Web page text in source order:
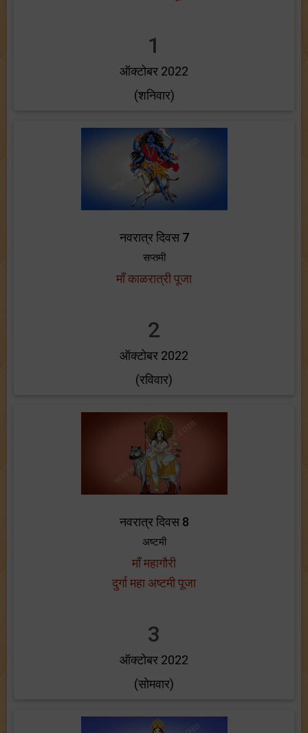
1
ऑक्टोबर 2022
(शनिवार)
नवरात्र दिवस 7
सप्तमी
माँ काळरात्री पूजा
2
ऑक्टोबर 2022
(रविवार)
नवरात्र दिवस 8
अष्टमी
माँ महागौरी
दुर्गा महा अष्टमी पूजा
3
ऑक्टोबर 2022
(सोमवार)